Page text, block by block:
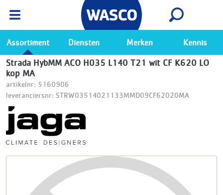
Ga naar de Wasco app
Bekijk
Assortiment Diensten Merken Kennis
Strada HybMM ACO H035 L140 T21 wit CF K620 LO
kop MA
artikelnr: 5160906
leveranciersnr: STRW03514021133MMD09CF62020MA